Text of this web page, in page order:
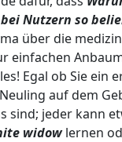
Nutzern so
über die
einfachen
Egal ob Sie ein
auf dem
sind; jeder kann
widowlernen